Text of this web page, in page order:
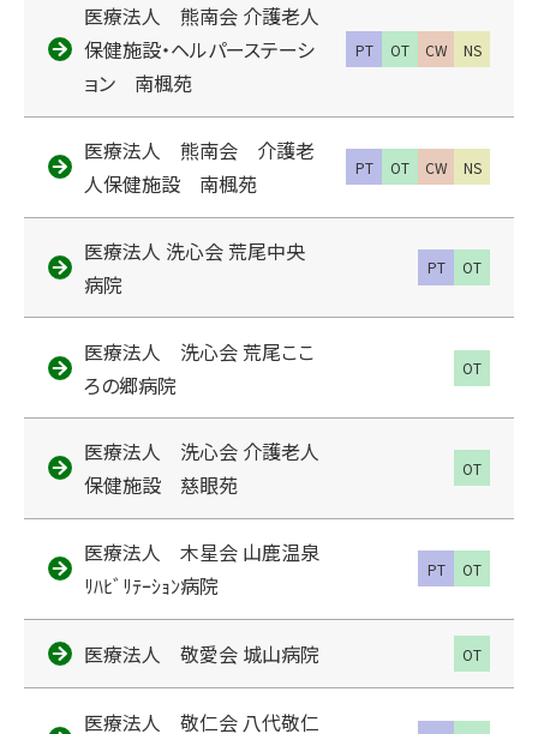
医療法人 熊南会 介護老人
保健施設・ヘルパーステーシ
ョン 南楓苑
PT OT CW NS
医療法人 熊南会 介護老
人保健施設 南楓苑
PT OT CW NS
医療法人 洗心会 荒尾中央
病院
PT OT
医療法人 洗心会 荒尾ここ
ろの郷病院
OT
医療法人 洗心会 介護老人
保健施設 慈眼苑
OT
医療法人 木星会 山鹿温泉
ﾘﾊﾋﾞﾘﾃｰｼｮﾝ病院
PT OT
医療法人 敬愛会 城山病院 OT
医療法人 敬仁会 八代敬仁